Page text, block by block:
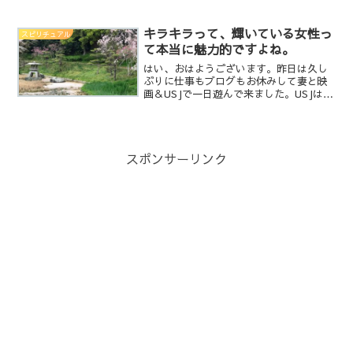
人です。甘やかすだけだったり、あなた
の事をちゃんと見ずに勝手な...
スピリチュアル
キラキラって、輝いている女性っ
て本当に魅力的ですよね。
はい、おはようございます。昨日は久し
ぶりに仕事もブログもお休みして妻と映
画＆USJで一日遊んで来ました。USJは、
スポンサーリンク